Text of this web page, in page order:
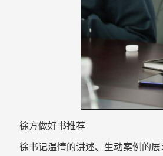
徐方做好书推荐
徐书记温情的讲述、生动案例的